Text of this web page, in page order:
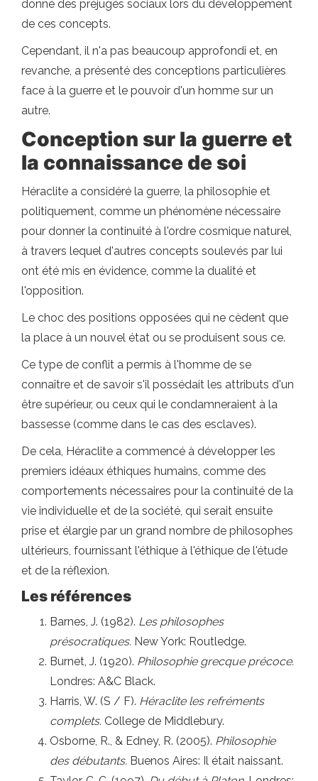
donné des préjugés sociaux lors du développement
de ces concepts.
Cependant, il n'a pas beaucoup approfondi et, en
revanche, a présenté des conceptions particulières
face à la guerre et le pouvoir d'un homme sur un
autre.
Conception sur la guerre et
la connaissance de soi
Héraclite a considéré la guerre, la philosophie et
politiquement, comme un phénomène nécessaire
pour donner la continuité à l'ordre cosmique naturel,
à travers lequel d'autres concepts soulevés par lui
ont été mis en évidence, comme la dualité et
l'opposition.
Le choc des positions opposées qui ne cèdent que
la place à un nouvel état ou se produisent sous ce.
Ce type de conflit a permis à l'homme de se
connaître et de savoir s'il possédait les attributs d'un
être supérieur, ou ceux qui le condamneraient à la
bassesse (comme dans le cas des esclaves).
De cela, Héraclite a commencé à développer les
premiers idéaux éthiques humains, comme des
comportements nécessaires pour la continuité de la
vie individuelle et de la société, qui serait ensuite
prise et élargie par un grand nombre de philosophes
ultérieurs, fournissant l'éthique à l'éthique de l'étude
et de la réflexion.
Les références
Barnes, J. (1982). Les philosophes
présocratiques. New York: Routledge.
Burnet, J. (1920). Philosophie grecque précoce.
Londres: A&C Black.
Harris, W. (S / F). Héraclite les refréments
complets. College de Middlebury.
Osborne, R., & Edney, R. (2005). Philosophie
des débutants. Buenos Aires: Il était naissant.